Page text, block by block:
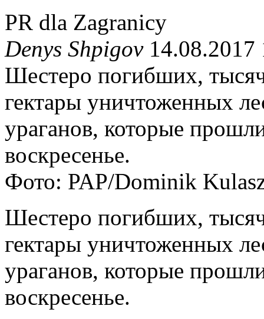
PR dla Zagranicy
Denys Shpigov14.08.2017
Шестеро погибших,
гектары уничтоженных
ураганов, которые
воскресенье.
Фото: PAP/Dominik
Шестеро погибших,
гектары уничтоженных
ураганов, которые
воскресенье.